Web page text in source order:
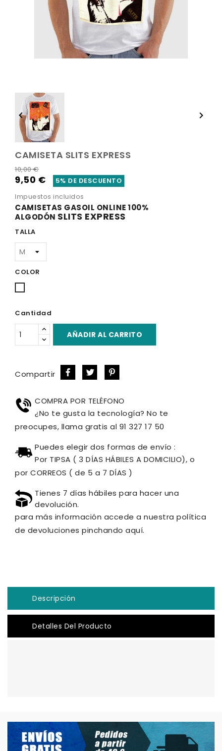
 
CAMISETA SLITS EXPRESS
10,00 €
9,50 €
5% DE DESCUENTO
Impuestos incluidos
CAMISETAS GASOIL ONLINE 100%
ALGODÓN SLITS EXPRESS
TALLA
COLOR
Cantidad
AÑADIR AL CARRITO
Compartir
COMPRA POR TELÉFONO
¿No te gusta la tecnología? No te
preocupes, llama gratis al 91 327 17 50
Puedes elegir dos formas de envío :
Por TIPSA ( 3 DÍAS HÁBILES A DOMICILIO), o
por CORREOS ( de 5 a 7 DÍAS )
Tienes 7 días hábiles para hacer una
devolución.
para más información accede a nuestra política
de devoluciones pinchando aquí.
Descripción
Detalles Del Producto